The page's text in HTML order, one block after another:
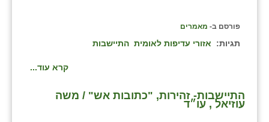
פורסם ב- מאמרים
תגיות: אזורי עדיפות לאומית התיישבות
קרא עוד...
התיישבות- זהירות, "כתובות אש" / משה
עוזיאל , עו״ד